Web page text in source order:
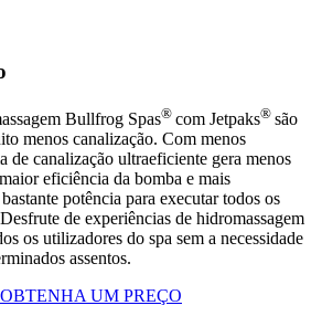
Bullfrog Spas® com Jetpaks® são
menos canalização. Com menos
de canalização ultraeficiente gera menos
eficiência da bomba e mais
potência para executar todos os
de experiências de hidromassagem
os utilizadores do spa sem a necessidade
assentos.
UM PREÇO